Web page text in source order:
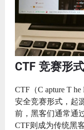
CTF 竞赛形
CTF（C apture T
安全竞赛形式，起
前，黑客们通常通
CTF则成为传统黑